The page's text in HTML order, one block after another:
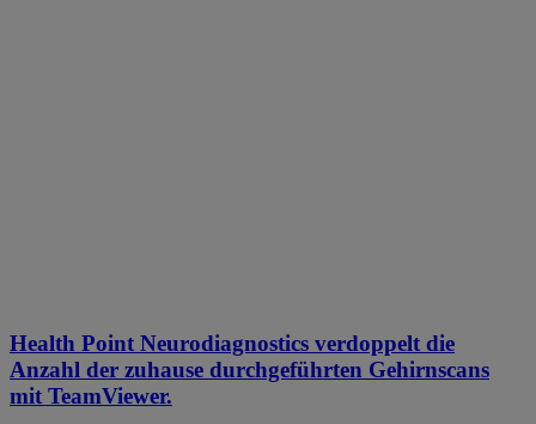
Health Point Neurodiagnostics verdoppelt die
Anzahl der zuhause durchgeführten Gehirnscans
mit TeamViewer.